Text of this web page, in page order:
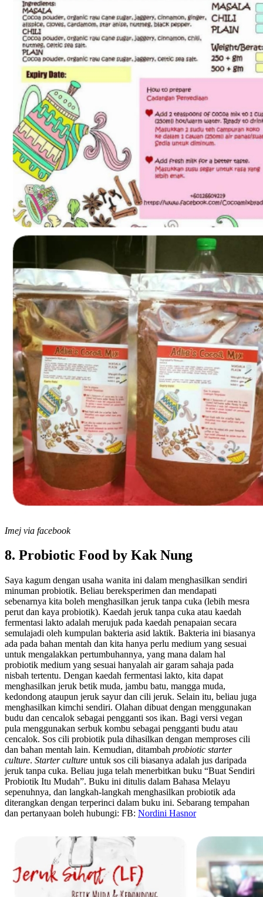
Imej via facebook
8. Probiotic Food by Kak Nung
Saya kagum dengan usaha wanita ini dalam menghasilkan sendiri
minuman probiotik. Beliau bereksperimen dan mendapati
sebenarnya kita boleh menghasilkan jeruk tanpa cuka (lebih mesra
perut dan kaya probiotik). Kaedah jeruk tanpa cuka atau kaedah
fermentasi lakto adalah merujuk pada kaedah penapaian secara
semulajadi oleh kumpulan bakteria asid laktik. Bakteria ini biasanya
ada pada bahan mentah dan kita hanya perlu medium yang sesuai
untuk mengalakkan pertumbuhannya, yang mana dalam hal
probiotik medium yang sesuai hanyalah air garam sahaja pada
nisbah tertentu. Dengan kaedah fermentasi lakto, kita dapat
menghasilkan jeruk betik muda, jambu batu, mangga muda,
kedondong ataupun jeruk sayur dan cili jeruk. Selain itu, beliau juga
menghasilkan kimchi sendiri. Olahan dibuat dengan menggunakan
budu dan cencalok sebagai pengganti sos ikan. Bagi versi vegan
pula menggunakan serbuk kombu sebagai pengganti budu atau
cencalok. Sos cili probiotik pula dihasilkan dengan memproses cili
dan bahan mentah lain. Kemudian, ditambah probiotic starter
culture. Starter culture untuk sos cili biasanya adalah jus daripada
jeruk tanpa cuka. Beliau juga telah menerbitkan buku “Buat Sendiri
Probiotik Itu Mudah”. Buku ini ditulis dalam Bahasa Melayu
sepenuhnya, dan langkah-langkah menghasilkan probiotik ada
diterangkan dengan terperinci dalam buku ini. Sebarang tempahan
dan pertanyaan boleh hubungi: FB: Nordini Hasnor